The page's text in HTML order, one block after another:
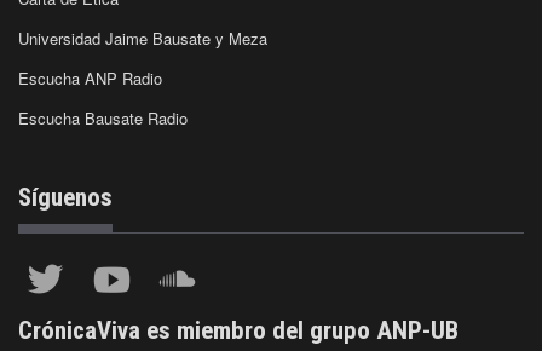
Universidad Jaime Bausate y Meza
Escucha ANP Radio
Escucha Bausate Radio
Síguenos
CrónicaViva es miembro del grupo ANP-UB